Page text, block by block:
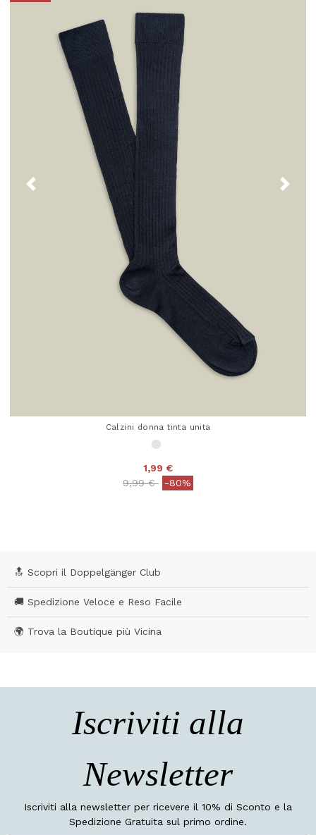
Calzini donna tinta unita
1,99 €
Price reduced from
9,99 €to-80%
🔝 Scopri il Doppelgänger Club
🚚 Spedizione Veloce e Reso Facile
🌍 Trova la Boutique più Vicina
Iscriviti alla
Newsletter
Iscriviti alla newsletter per ricevere il 10% di Sconto e la
Spedizione Gratuita sul primo ordine.